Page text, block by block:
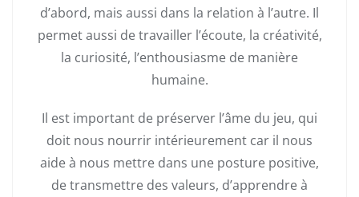
d’abord, mais aussi dans la relation à l’autre. Il
permet aussi de travailler l’écoute, la créativité,
la curiosité, l’enthousiasme de manière
humaine.
Il est important de préserver l’âme du jeu, qui
doit nous nourrir intérieurement car il nous
aide à nous mettre dans une posture positive,
de transmettre des valeurs, d’apprendre à